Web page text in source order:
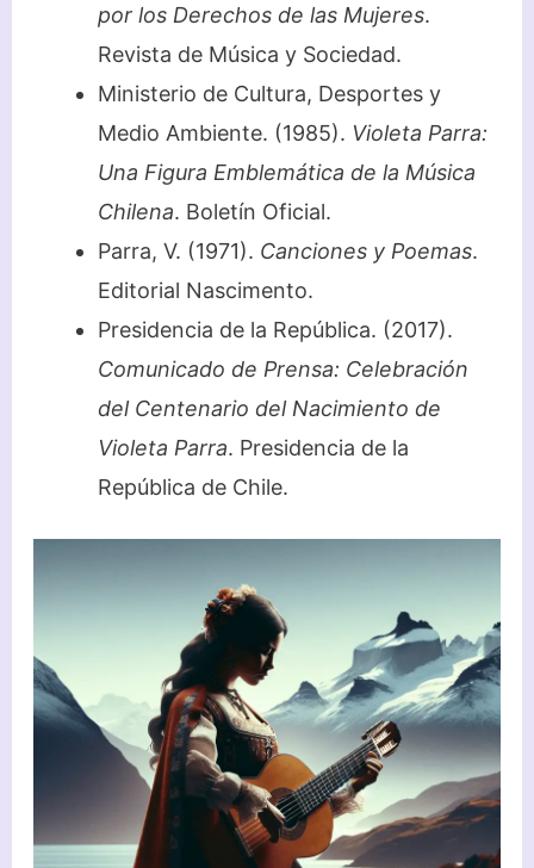
por los Derechos de las Mujeres.
Revista de Música y Sociedad.
Ministerio de Cultura, Desportes y
Medio Ambiente. (1985). Violeta Parra:
Una Figura Emblemática de la Música
Chilena. Boletín Oficial.
Parra, V. (1971). Canciones y Poemas.
Editorial Nascimento.
Presidencia de la República. (2017).
Comunicado de Prensa: Celebración
del Centenario del Nacimiento de
Violeta Parra. Presidencia de la
República de Chile.